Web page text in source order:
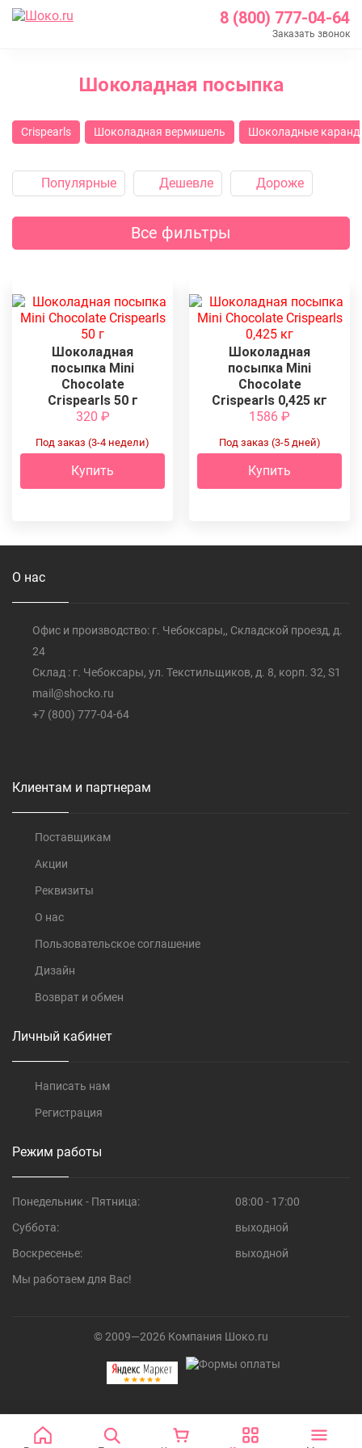
8 (800) 777-04-64
Заказать звонок
Каталог
Шоколад Barry Callebaut
Шоколадные декоры
Шоколадная посыпка
Crispearls Шоколадная вермишель Шоколадные
Популярные Дешевле Дороже
Все фильтры
Шоколадная
посыпка Mini
Chocolate
Crispearls 50 г
320 ₽
Под заказ (3-4 недели)
Купить
Шоколадная
посыпка Mini
Chocolate
Crispearls 0,425 кг
1586 ₽
Под заказ (3-5 дней)
Купить
О нас
Офис и производство: г. Чебоксары,, Складской проезд, д.
24
Склад : г. Чебоксары, ул. Текстильщиков, д. 8, корп. 32, S1
mail@shocko.ru
+7 (800) 777-04-64
Клиентам и партнерам
Поставщикам
Акции
Реквизиты
О нас
Пользовательское соглашение
Дизайн
Возврат и обмен
Личный кабинет
Написать нам
Регистрация
Режим работы
Понедельник - Пятница:
08:00 - 17:00
Суббота:
выходной
Воскресенье:
выходной
Мы работаем для Вас!
© 2009—2026 Компания Шоко.ru